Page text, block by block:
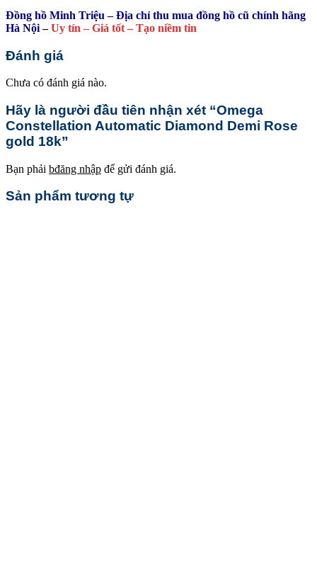
Đồng hồ Minh Triệu – Địa chỉ thu mua đồng hồ cũ chính hãng
Hà Nội–Uy tín – Giá tốt – Tạo niềm tin
Đánh giá
Chưa có đánh giá nào.
Hãy là người đầu tiên nhận xét “Omega
Constellation Automatic Diamond Demi Rose
gold 18k”
Bạn phải bđăng nhập để gửi đánh giá.
Sản phẩm tương tự